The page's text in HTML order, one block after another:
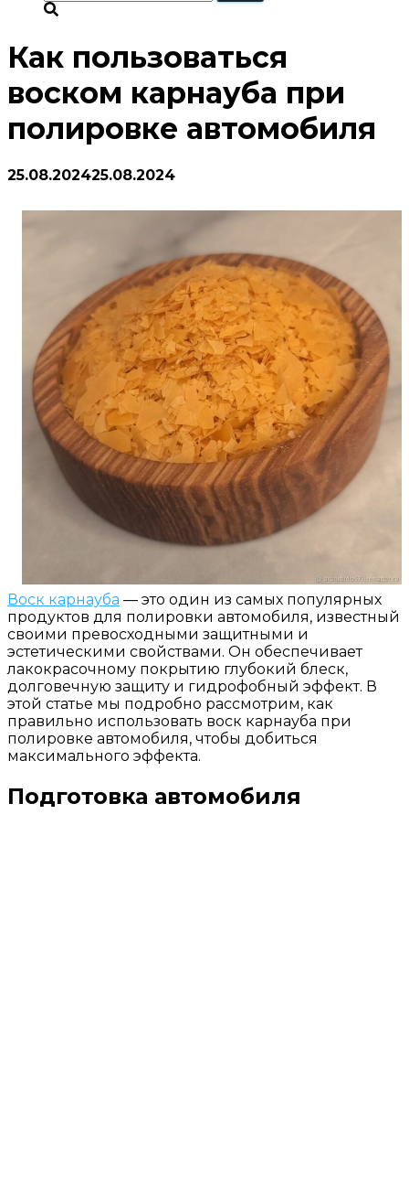
Как пользоваться
воском карнауба при
полировке автомобиля
25.08.202425.08.2024
Воск карнауба — это один из самых популярных
продуктов для полировки автомобиля, известный
своими превосходными защитными и
эстетическими свойствами. Он обеспечивает
лакокрасочному покрытию глубокий блеск,
долговечную защиту и гидрофобный эффект. В
этой статье мы подробно рассмотрим, как
правильно использовать воск карнауба при
полировке автомобиля, чтобы добиться
максимального эффекта.
Подготовка автомобиля